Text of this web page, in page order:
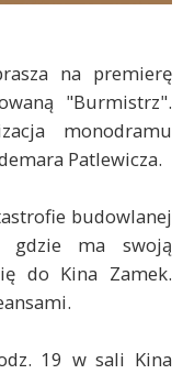
na premierę
"Burmistrz".
monodramu
Patlewicza.
budowlanej
gdzie ma swoją
do Kina Zamek.
19 w sali Kina